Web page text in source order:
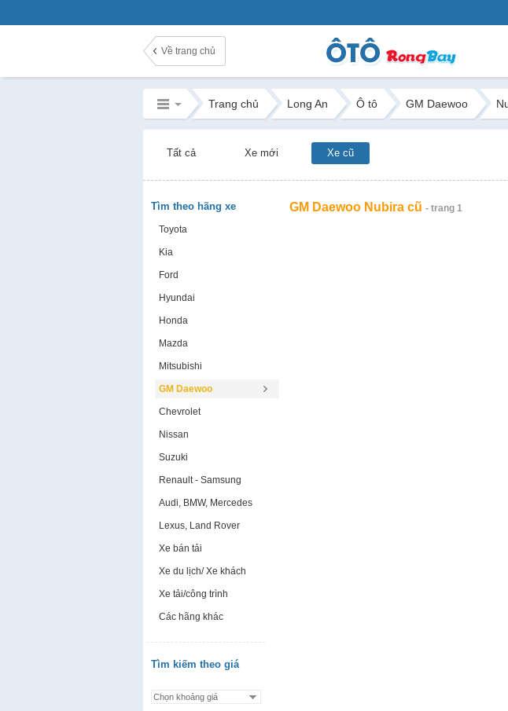
Về trang chủ
Trang chủ Long An Ô tô GM Daewoo
Tất cả Xe mới Xe cũ
Tìm theo hãng xe
Toyota
Kia
Ford
Hyundai
Honda
Mazda
Mitsubishi
GM Daewoo
Chevrolet
Nissan
Suzuki
Renault - Samsung
Audi, BMW, Mercedes
Lexus, Land Rover
Xe bán tải
Xe du lịch/ Xe khách
Xe tải/công trình
Các hãng khác
Tìm kiếm theo giá
GM Daewoo Nubira cũ - trang 1